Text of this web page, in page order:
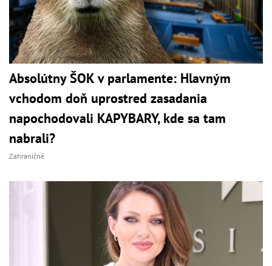
Absolútny ŠOK v parlamente: Hlavným
vchodom doň uprostred zasadania
napochodovali KAPYBARY, kde sa tam
nabrali?
Zahraničné